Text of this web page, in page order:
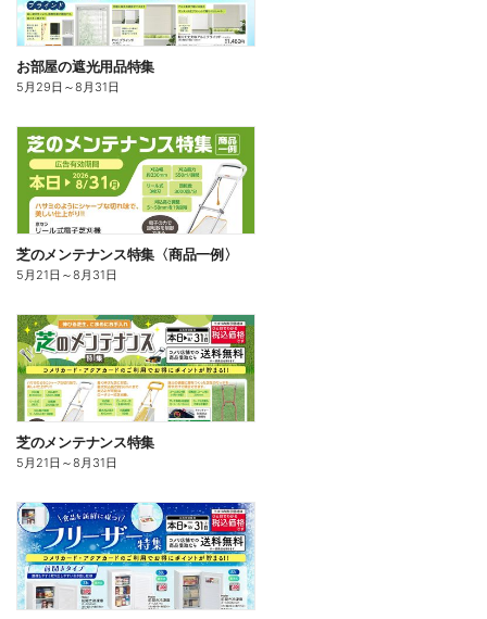
お部屋の遮光用品特集
5月29日 ～8月31日
芝のメンテナンス特集〈商品一例〉
5月21日 ～8月31日
芝のメンテナンス特集
5月21日 ～8月31日